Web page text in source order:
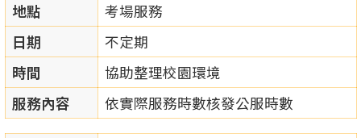
地點
考場服務
日期
不定期
時間
協助整理校園環境
服務內容
依實際服務時數核發公服時數